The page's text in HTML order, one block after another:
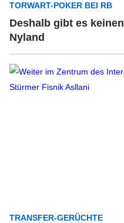
TORWART-POKER BEI RB
Deshalb gibt es
Nyland
TRANSFER-GERÜCHTE